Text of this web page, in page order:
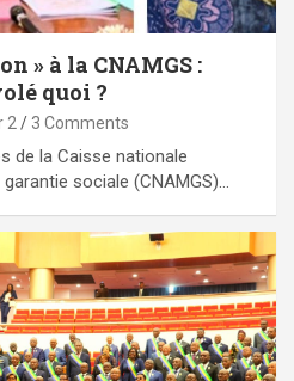
» à la CNAMGS :
quoi ?
2 3 Comments
de la Caisse nationale
sociale (CNAMGS)…